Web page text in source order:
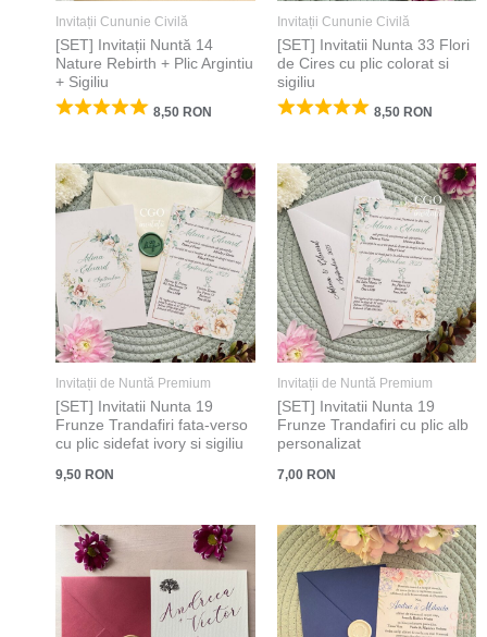
Invitații Cununie Civilă
[SET] Invitații Nuntă 14
Nature Rebirth + Plic Argintiu
+ Sigiliu
8,50 RON
Invitații Cununie Civilă
[SET] Invitatii Nunta 33 Flori
de Cires cu plic colorat si
sigiliu
8,50 RON
Invitații de Nuntă Premium
[SET] Invitatii Nunta 19
Frunze Trandafiri fata-verso
cu plic sidefat ivory si sigiliu
9,50RON
Invitații de Nuntă Premium
[SET] Invitatii Nunta 19
Frunze Trandafiri cu plic alb
personalizat
7,00 RON